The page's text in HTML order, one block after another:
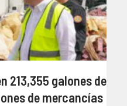
213,355 galones de
de mercancías